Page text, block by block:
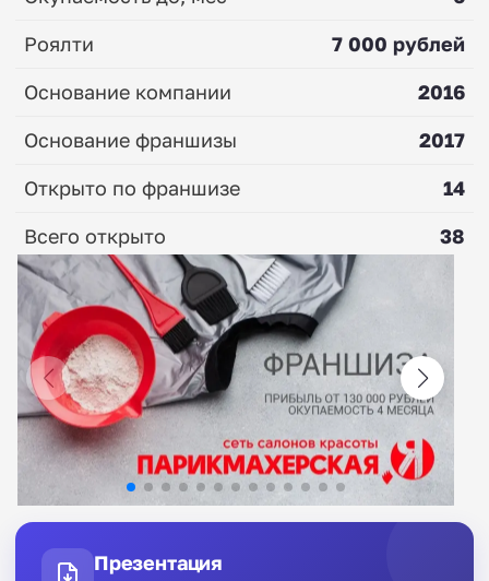
Роялти
7 000 рублей
Основание компании
2016
Основание франшизы
2017
Открыто по франшизе
14
Всего открыто
38
Презентация